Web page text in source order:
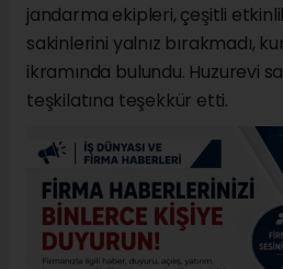
jandarma ekipleri, çeşitli
sakinlerini yalnız bırakmadı,
ikramında bulundu. Huzurevi
teşkilatına teşekkür etti.